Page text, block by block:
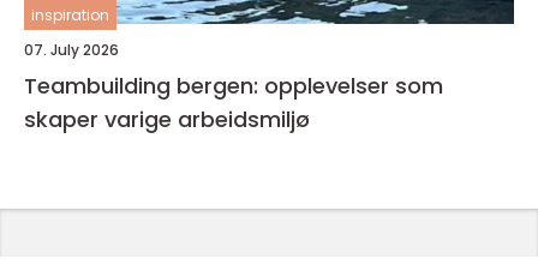
inspiration
07. July 2026
Teambuilding bergen: opplevelser som
skaper varige arbeidsmiljø